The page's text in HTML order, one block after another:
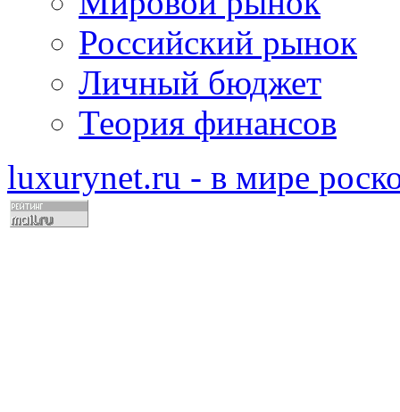
Российский рынок
Личный бюджет
Теория финансов
luxurynet.ru - в мире